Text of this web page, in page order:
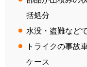
括処分
水没・盗難など
トライクの事故
ケース